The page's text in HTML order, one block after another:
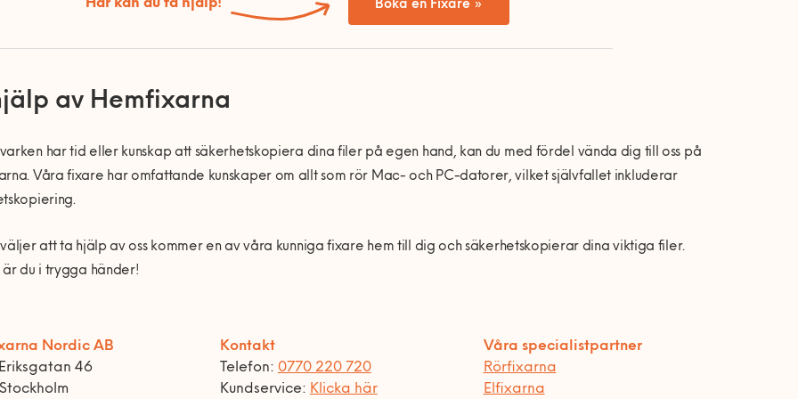
Här kan du få hjälp! Boka en Fixare »
av Hemfixarna
har tid eller kunskap att säkerhetskopiera dina filer på egen hand, kan du med fördel vända dig till oss på
Våra fixare har omfattande kunskaper om allt som rör Mac- och PC-datorer, vilket självfallet inkluderar
att ta hjälp av oss kommer en av våra kunniga fixare hem till dig och säkerhetskopierar dina viktiga filer.
är du i trygga händer!
Nordic AB
46
Kontakt
Telefon: 0770 220 720
Kundservice: Klicka här
Våra specialistpartner
Rörfixarna
Elfixarna